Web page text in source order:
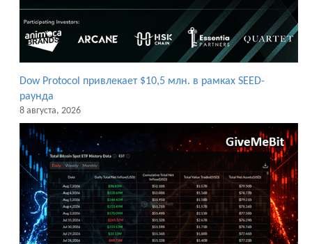
Dow Protocol привлекает $10,5 млн. в рамках SEED-
раунда
8 августа, 2026